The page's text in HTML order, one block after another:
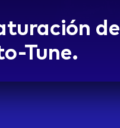
de
Tune.